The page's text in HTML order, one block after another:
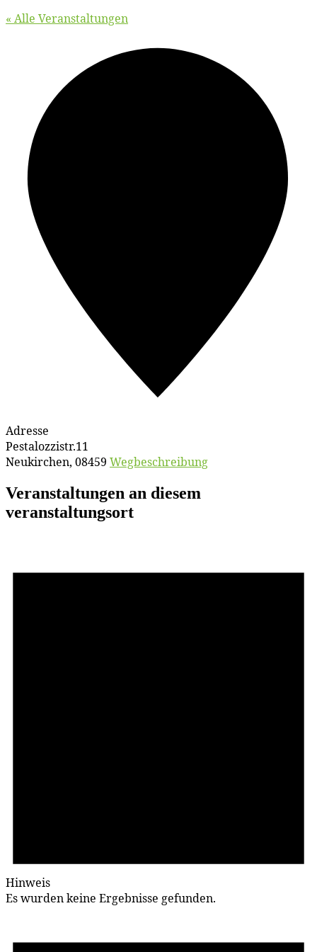
« Alle Veranstaltungen
Adresse
Pestalozzistr.11
Neukirchen, 08459 Wegbeschreibung
Veranstaltungen an diesem
veranstaltungsort
Hinweis
Es wurden keine Ergebnisse gefunden.